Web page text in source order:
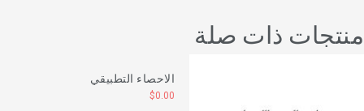
ذات صلة
الاحصاء التطبيقي
$0.00